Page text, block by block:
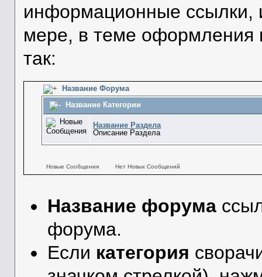
информационные ссылки,
мере, в теме оформления
так:
Название Форума
Название Категории
Название Раздела
Описание Раздела
Новые Сообщения Нет Новых Сообщений
Название форума
форума.
Если категория